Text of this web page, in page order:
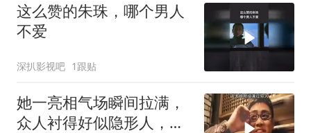
这么赞的朱珠，哪个男人
不爱
深扒影视吧 1跟贴
她一亮相气场瞬间拉满，
众人衬得好似隐形人，谁